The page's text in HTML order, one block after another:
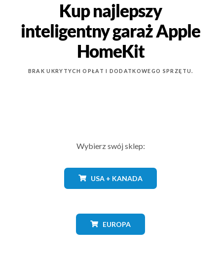
Kup najlepszy
inteligentny garaż Apple
HomeKit
BRAK UKRYTYCH OPŁAT I DODATKOWEGO SPRZĘTU.
Wybierz swój sklep:
USA + KANADA
EUROPA